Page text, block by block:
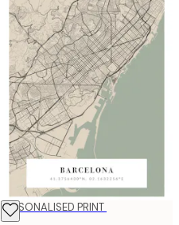
PERSONALISED PRINT